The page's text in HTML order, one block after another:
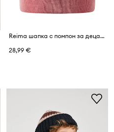
Reima шапка с помпон за деца с мериносова вълна Omasi
28,99 €